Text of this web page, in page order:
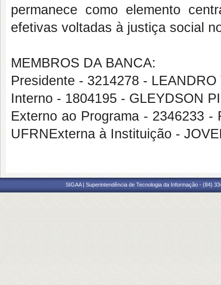
permanece como elemento
efetivas voltadas à justiça social
MEMBROS DA BANCA:
Presidente - 3214278 -
Interno - 1804195 - GLEYDSON
Externo ao Programa - 2346233
UFRNExterna à Instituição -
SIGAA | Superintendência de Tecnologia da Informação - (84)